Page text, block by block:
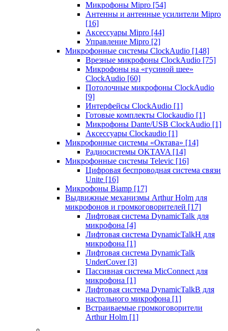
Микрофоны Mipro [54]
Антенны и антенные усилители Mipro
[16]
Аксессуары Mipro [44]
Управление Mipro [2]
Микрофонные системы ClockAudio [148]
Врезные микрофоны ClockAudio [75]
Микрофоны на «гусиной шее»
ClockAudio [60]
Потолочные микрофоны ClockAudio
[9]
Интерфейсы ClockAudio [1]
Готовые комплекты Clockaudio [1]
Микрофоны Dante/USB ClockAudio [1]
Аксессуары Clockaudio [1]
Микрофонные системы «Октава» [14]
Радиосистемы OKTAVA [14]
Микрофонные системы Televic [16]
Цифровая беспроводная система связи
Unite [16]
Микрофоны Biamp [17]
Выдвижные механизмы Arthur Holm для
микрофонов и громкоговорителей [17]
Лифтовая система DynamicTalk для
микрофона [4]
Лифтовая система DynamicTalkH для
микрофона [1]
Лифтовая система DynamicTalk
UnderCover [3]
Пассивная система MicConnect для
микрофона [1]
Лифтовая система DynamicTalkB для
настольного микрофона [1]
Встраиваемые громкоговорители
Arthur Holm [1]